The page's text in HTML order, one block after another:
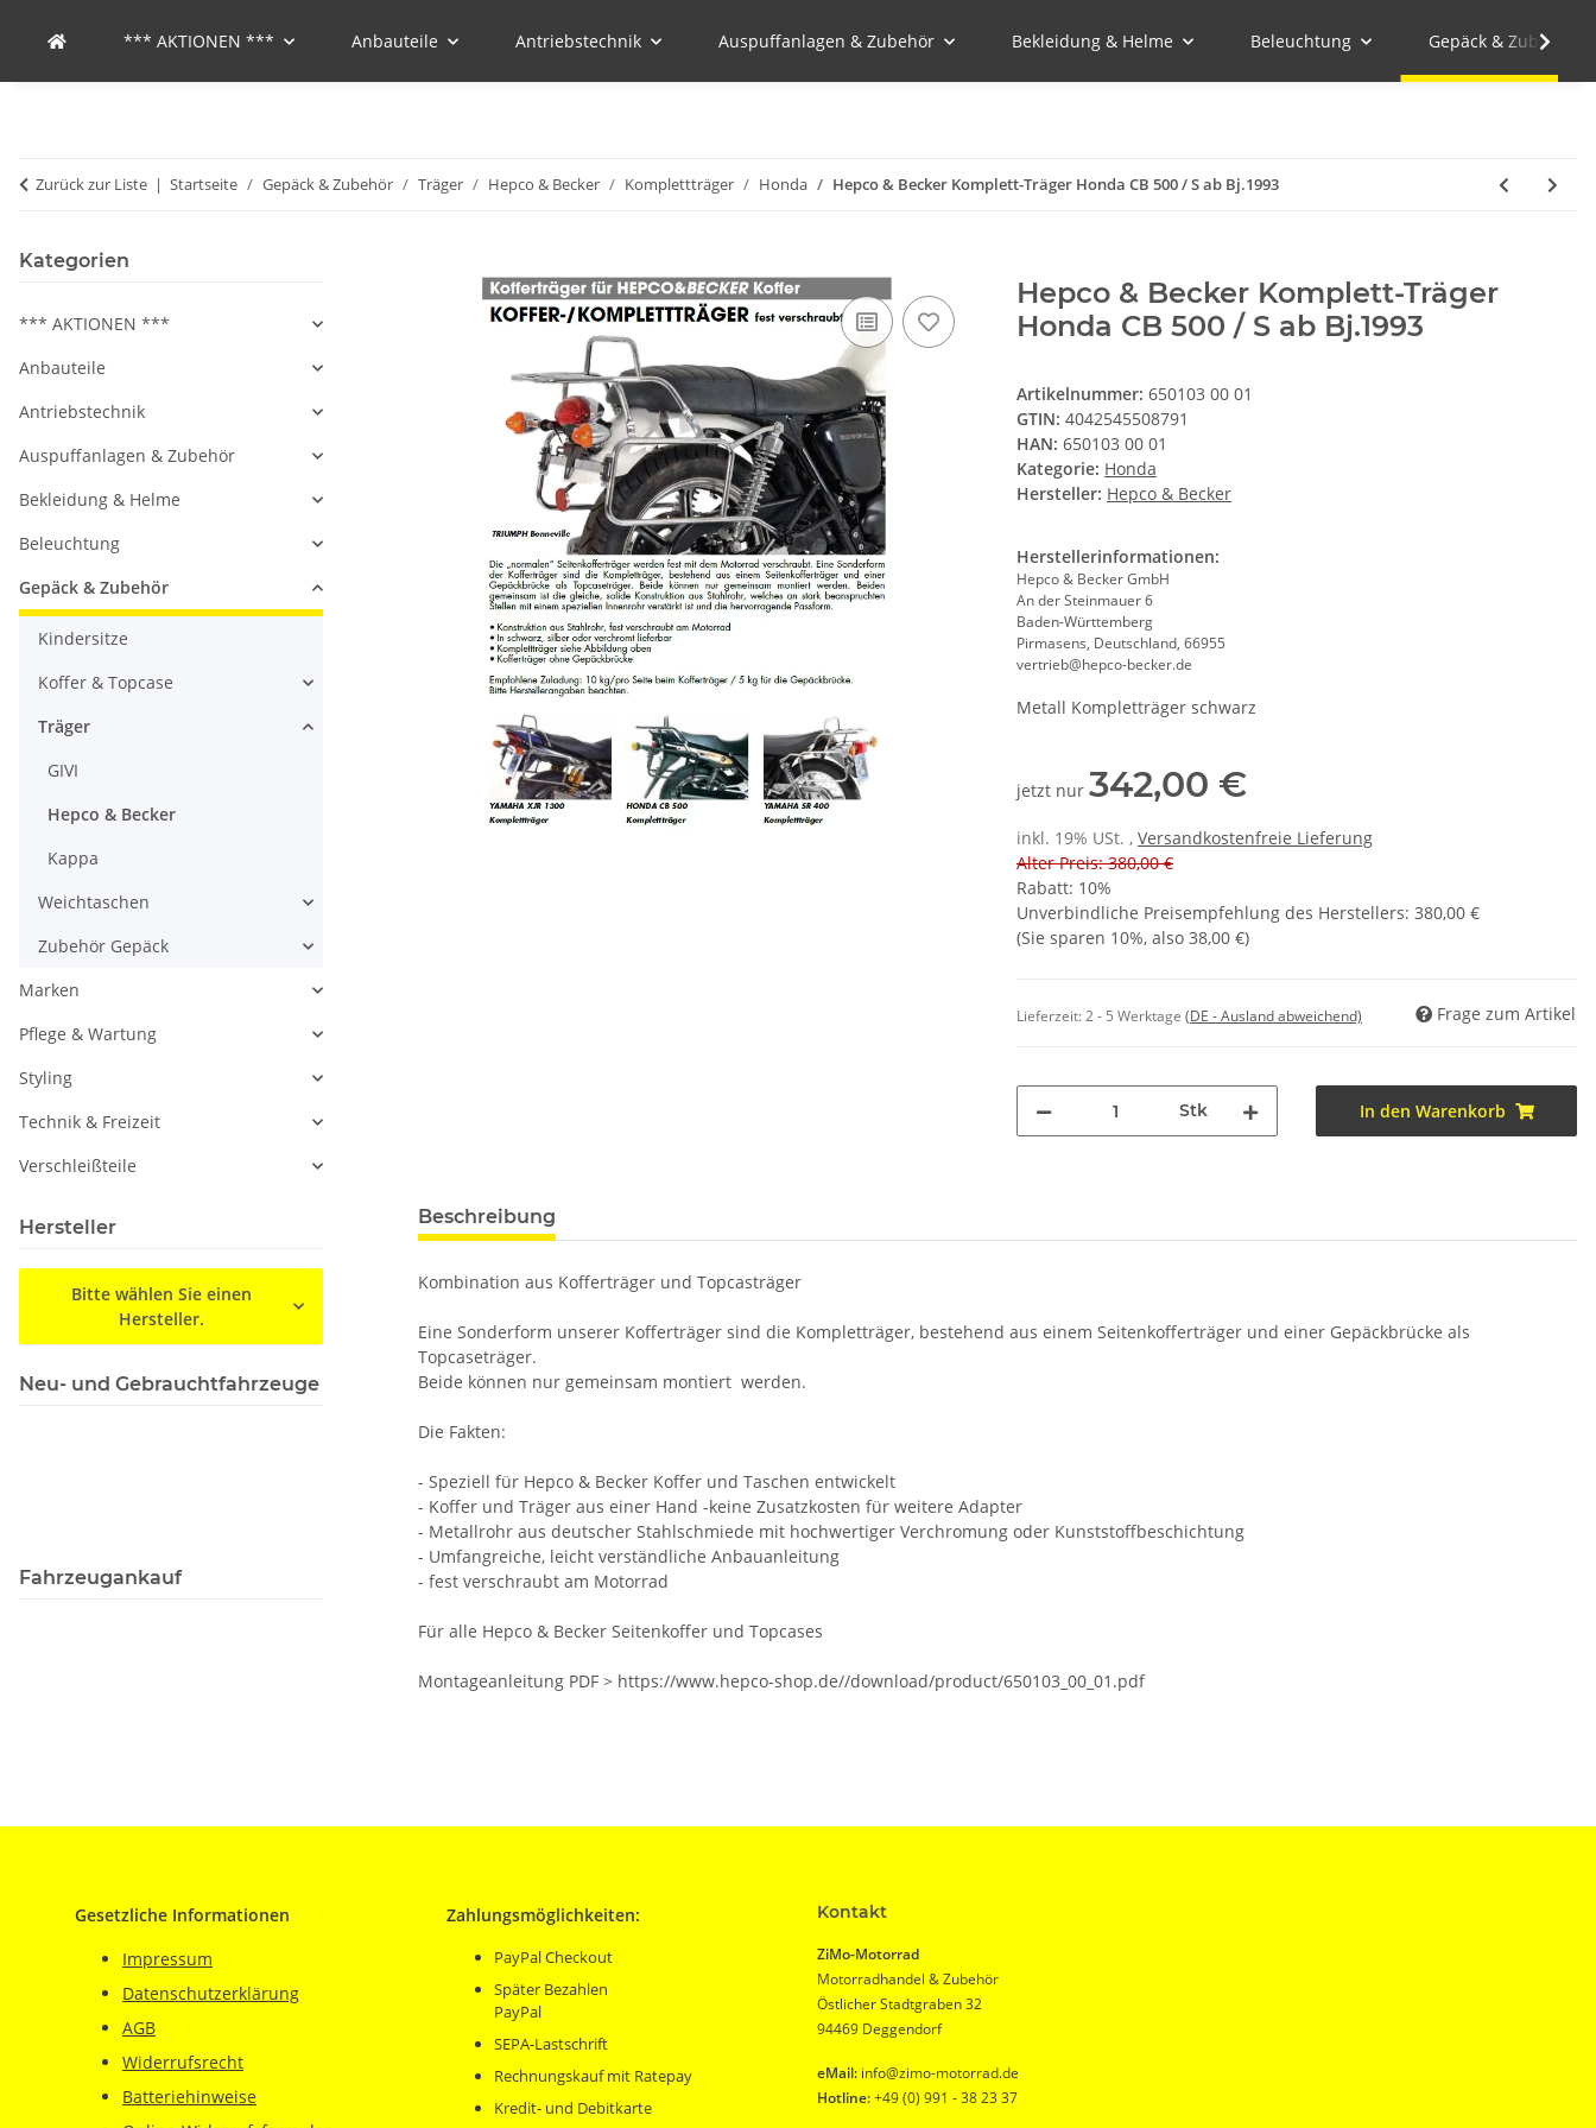
*** AKTIONEN *** Anbauteile Antriebstechnik Auspuffanlagen & Zubehör Bekleidung & Helme Beleuchtung Gepäck & Zubehör
Zurück zur Liste Startseite Gepäck & Zubehör Träger Hepco & Becker Komplettträger Honda Hepco & Becker Komplett-Träger Honda CB 500 / S ab Bj.1993
Hepco & Becker Komplett-Träger
Honda CB 500 / S ab Bj.1993
Artikelnummer: 650103 00 01
GTIN: 4042545508791
HAN: 650103 00 01
Kategorie: Honda
Hersteller: Hepco & Becker
Herstellerinformationen:
Hepco & Becker GmbH
An der Steinmauer 6
Baden-Württemberg
Pirmasens, Deutschland, 66955
vertrieb@hepco-becker.de
Metall Kompletträger schwarz
jetzt nur 342,00 €
inkl. 19% USt. , Versandkostenfreie Lieferung
Alter Preis: 380,00 €
Rabatt: 10%
Unverbindliche Preisempfehlung des Herstellers: 380,00 €
(Sie sparen 10%, also 38,00 €)
Lieferzeit:2 - 5 Werktage (DE - Ausland abweichend) Frage zum Artikel
Stk In den Warenkorb
Beschreibung
Kombination aus Kofferträger und Topcasträger
Eine Sonderform unserer Kofferträger sind die Kompletträger, bestehend aus einem Seitenkofferträger und einer Gepäckbrücke als
Topcaseträger.
Beide können nur gemeinsam montiert werden.
Die Fakten:
- Speziell für Hepco & Becker Koffer und Taschen entwickelt
- Koffer und Träger aus einer Hand -keine Zusatzkosten für weitere Adapter
- Metallrohr aus deutscher Stahlschmiede mit hochwertiger Verchromung oder Kunststoffbeschichtung
- Umfangreiche, leicht verständliche Anbauanleitung
- fest verschraubt am Motorrad
Für alle Hepco & Becker Seitenkoffer und Topcases
Montageanleitung PDF > https://www.hepco-shop.de//download/product/650103_00_01.pdf
Kategorien
*** AKTIONEN ***
Anbauteile
Antriebstechnik
Auspuffanlagen & Zubehör
Bekleidung & Helme
Beleuchtung
Gepäck & Zubehör
Kindersitze
Koffer & Topcase
Träger
GIVI
Hepco & Becker
Kappa
Weichtaschen
Zubehör Gepäck
Marken
Pflege & Wartung
Styling
Technik & Freizeit
Verschleißteile
Hersteller
Bitte wählen Sie einen
Hersteller.
Neu- und Gebrauchtfahrzeuge
Fahrzeugankauf
Gesetzliche Informationen
Impressum
Datenschutzerklärung
AGB
Widerrufsrecht
Batteriehinweise
Zahlungsmöglichkeiten:
PayPal Checkout
Später Bezahlen
PayPal
SEPA-Lastschrift
Rechnungskauf mit Ratepay
Kredit- und Debitkarte
Kontakt
ZiMo-Motorrad
Motorradhandel & Zubehör
Östlicher Stadtgraben 32
94469 Deggendorf
eMail: info@zimo-motorrad.de
Hotline:+49 (0) 991 - 38 23 37